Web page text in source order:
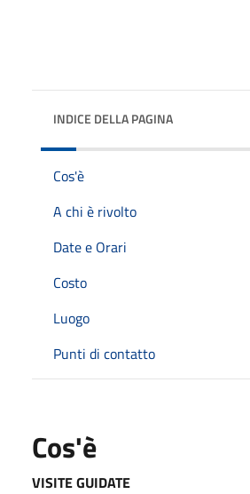
INDICE DELLA PAGINA
Cos'è
A chi è rivolto
Date e Orari
Costo
Luogo
Punti di contatto
Cos'è
VISITE GUIDATE